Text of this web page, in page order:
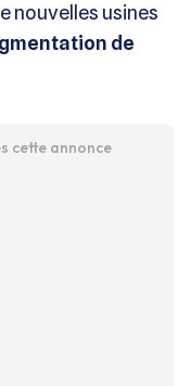
nouvelles usines
de
cette annonce